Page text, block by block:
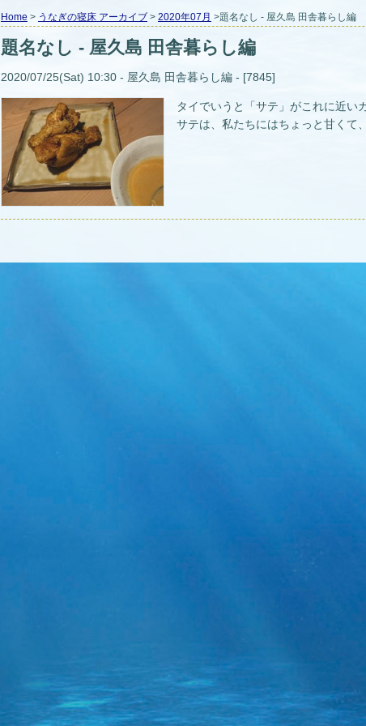
Home > うなぎの寝床 アーカイブ > 2020年07月 >題名なし - 屋久島 田舎暮らし編
題名なし - 屋久島 田舎暮らし編
2020/07/25(Sat) 10:30 - 屋久島 田舎暮らし編 - [7845]
タイでいうと「サテ」がこれに近い
サテは、私たちにはちょっと甘くて